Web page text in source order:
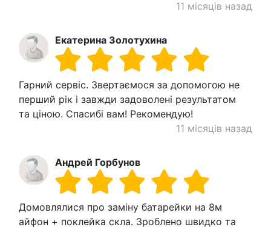
11 місяців назад
Екатерина Золотухина
Гарний сервіс. Звертаємося за допомогою не
перший рік і завжди задоволені результатом
та ціною. Спасибі вам! Рекомендую!
11 місяців назад
Андрей Горбунов
Домовлялися про заміну батарейки на 8м
айфон + поклейка скла. Зроблено швидко та